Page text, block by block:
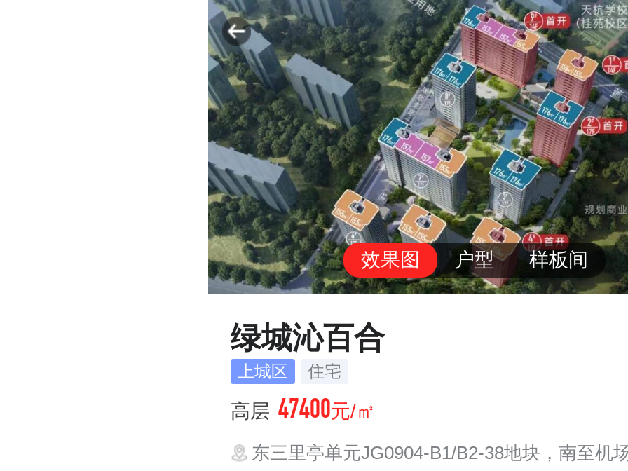
效果图 户型 样板间
绿城沁百合
上城区 住宅
高层 47400元/㎡
东三里亭单元JG0904-B1/B2-38地块，南至机场路，西至规划支路